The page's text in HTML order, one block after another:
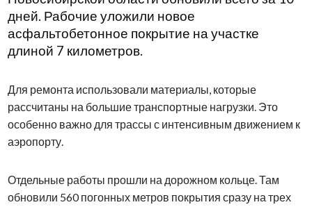
дней. Рабочие уложили новое
асфальтобетонное покрытие на участке
длиной 7 километров.
Для ремонта использовали материалы, которые
рассчитаны на большие транспортные нагрузки. Это
особенно важно для трассы с интенсивным движением к
аэропорту.
Отдельные работы прошли на дорожном кольце. Там
обновили 560 погонных метров покрытия сразу на трех